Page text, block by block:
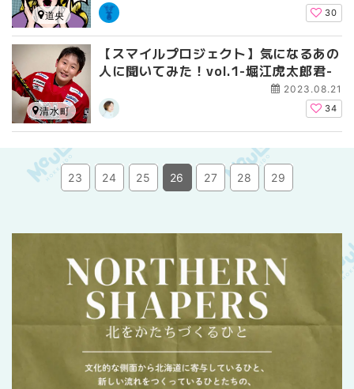
30
道央
【スマイルプロジェクト】気になるあの
人に聞いてみた！vol.1-堀江虎太郎君-
2023.08.21
34
清水町
23 24 25 26 27 28 29